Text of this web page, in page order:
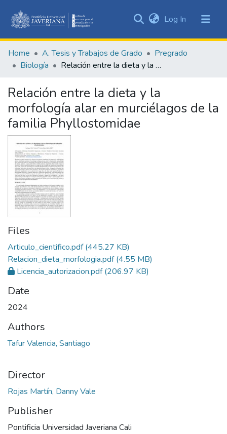
&
Collections
Statistics
Log In (current)
Home A. Tesis y Trabajos de Grado
Pregrado
Biología
Relación entre la dieta y la morfología alar en murciélagos de la familia Phyllostomidae
Relación entre la dieta y la
morfología alar en murciélagos de la
familia Phyllostomidae
Files
Articulo_cientifico.pdf(445.27 KB)
Relacion_dieta_morfologia.pdf(4.55 MB)
Licencia_autorizacion.pdf(206.97 KB)
Date
2024
Authors
Tafur Valencia, Santiago
Director
Publisher
Pontificia Universidad Javeriana Cali